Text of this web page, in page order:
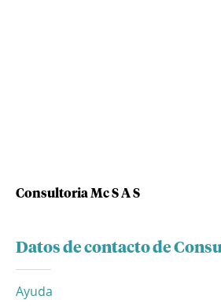
Consultoria Mc S A S
Datos de contacto de
Ayuda